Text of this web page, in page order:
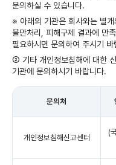
문의하실 수 있습니다.
※ 아래의 기관은 회사와는 별
불만처리, 피해구제 결과에 만
필요하시면 문의하여 주시기 바
② 기타 개인정보침해에 대한
기관에 문의하시기 바랍니다.
문의처
개인정보침해신고센터
(